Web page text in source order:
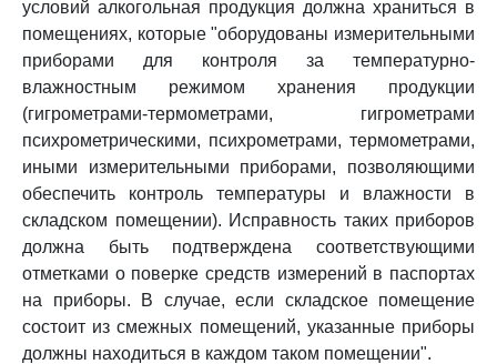
условий алкогольная продукция должна храниться в
помещениях, которые "оборудованы измерительными
приборами для контроля за температурно-
влажностным режимом хранения продукции
(гигрометрами-термометрами, гигрометрами
психрометрическими, психрометрами, термометрами,
иными измерительными приборами, позволяющими
обеспечить контроль температуры и влажности в
складском помещении). Исправность таких приборов
должна быть подтверждена соответствующими
отметками о поверке средств измерений в паспортах
на приборы. В случае, если складское помещение
состоит из смежных помещений, указанные приборы
должны находиться в каждом таком помещении".